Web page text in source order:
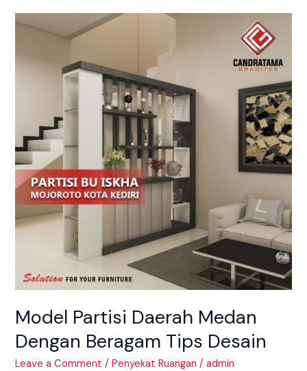
Model Partisi Daerah Medan
Dengan Beragam Tips Desain
Leave a Comment /Penyekat Ruangan /admin
Model
Desain